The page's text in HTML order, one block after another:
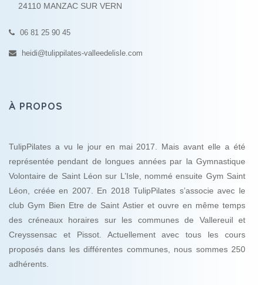
24110 MANZAC SUR VERN
06 81 25 90 45
heidi@tulippilates-valleedelisle.com
À PROPOS
TulipPilates a vu le jour en mai 2017. Mais avant elle a été
représentée pendant de longues années par la Gymnastique
Volontaire de Saint Léon sur L’Isle, nommé ensuite Gym Saint
Léon, créée en 2007. En 2018 TulipPilates s’associe avec le
club Gym Bien Etre de Saint Astier et ouvre en même temps
des créneaux horaires sur les communes de Vallereuil et
Creyssensac et Pissot. Actuellement avec tous les cours
proposés dans les différentes communes, nous sommes 250
adhérents.